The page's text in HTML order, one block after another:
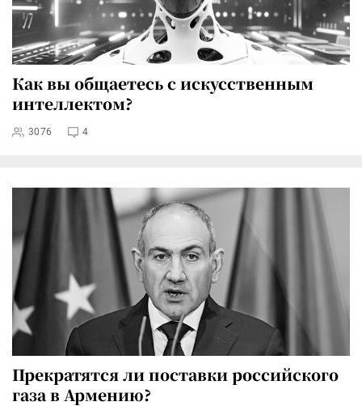
Как вы общаетесь с искусственным
интеллектом?
3076 4
Прекратятся ли поставки российского
газа в Армению?